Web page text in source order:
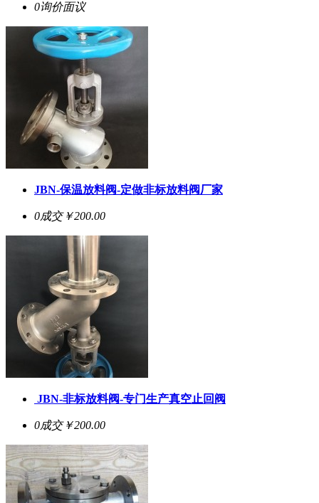
0询价面议
JBN-保温放料阀-定做非标放料阀厂家
0成交￥200.00
JBN-非标放料阀-专门生产真空止回阀
0成交￥200.00